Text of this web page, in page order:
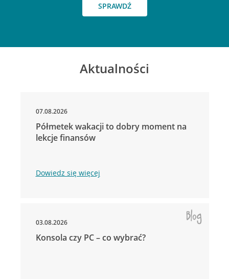
SPRAWDŹ
Aktualności
07.08.2026
Półmetek wakacji to dobry moment na
lekcje finansów
Dowiedz się więcej
03.08.2026
Konsola czy PC – co wybrać?